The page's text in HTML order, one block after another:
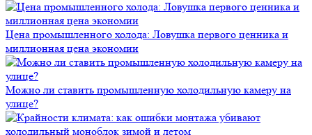
Цена промышленного холода: Ловушка первого ценника и
миллионная цена экономии
Можно ли ставить промышленную холодильную камеру на
улице?